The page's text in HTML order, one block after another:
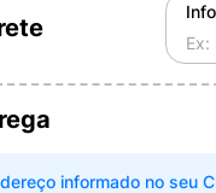
informado no seu